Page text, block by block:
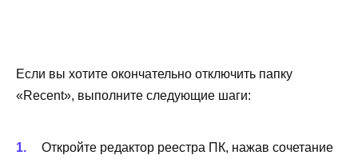
Если вы хотите окончательно отключить папку
«Recent», выполните следующие шаги:
Откройте редактор реестра ПК, нажав сочетание